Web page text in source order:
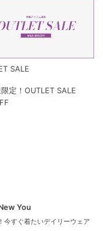
SALE
定！OUTLET SALE
You
今すぐ着たいデイリーウェア